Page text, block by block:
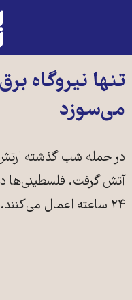
به
تنها نیروگاه
می‌سوزد
در حمله شب گذشته ارتش
آتش گرفت. فلسطینی‌ها
۲۴ ساعته اعمال می‌کنند.